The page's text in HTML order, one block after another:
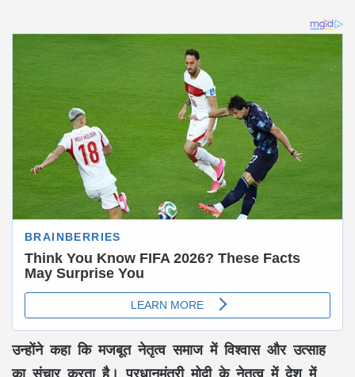
उन्होंने कहा कि मजबूत नेतृत्व समाज मेंविश्वास और उत्साह